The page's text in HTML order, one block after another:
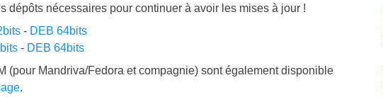
dépôts nécessaires pour continuer à avoir les mises à jour !
- DEB 64bits
- DEB 64bits
(pour Mandriva/Fedora et compagnie) sont également disponible
.